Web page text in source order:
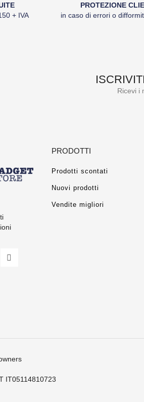
+ IVA
PROTEZIONE
in caso di errori o
Ricevi i
PRODOTTI
Prodotti scontati
Nuovi prodotti
Vendite migliori
IT05114810723